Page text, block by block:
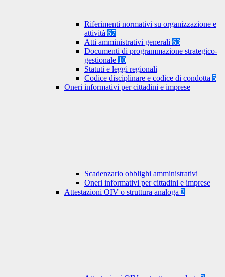
Riferimenti normativi su organizzazione e
attività 67
Atti amministrativi generali 63
Documenti di programmazione strategico-
gestionale 10
Statuti e leggi regionali
Codice disciplinare e codice di condotta 5
Oneri informativi per cittadini e imprese
Scadenzario obblighi amministrativi
Oneri informativi per cittadini e imprese
Attestazioni OIV o struttura analoga 2